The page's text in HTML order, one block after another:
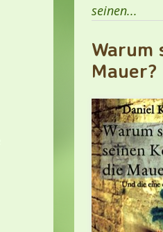
seinen...
Warum
Mauer?